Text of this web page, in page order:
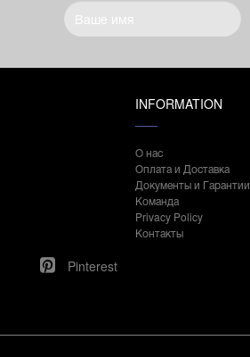
INFORMATION
О нас
Оплата и Доставка
Документы и Гарантии
Команда
Privacy Policy
Контакты
Pinterest